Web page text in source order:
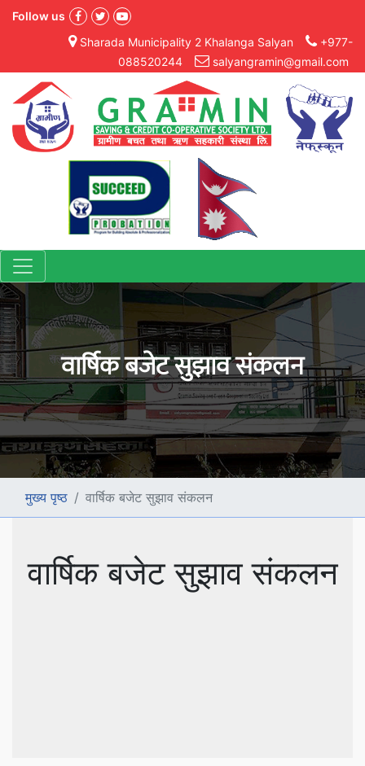
Follow us
Sharada Municipality 2 Khalanga Salyan
+977-
088520244
salyangramin@gmail.com
वार्षिक बजेट सुझाव संकलन
मुख्य पृष्ठ वार्षिक बजेट सुझाव संकलन
वार्षिक बजेट सुझाव संकलन